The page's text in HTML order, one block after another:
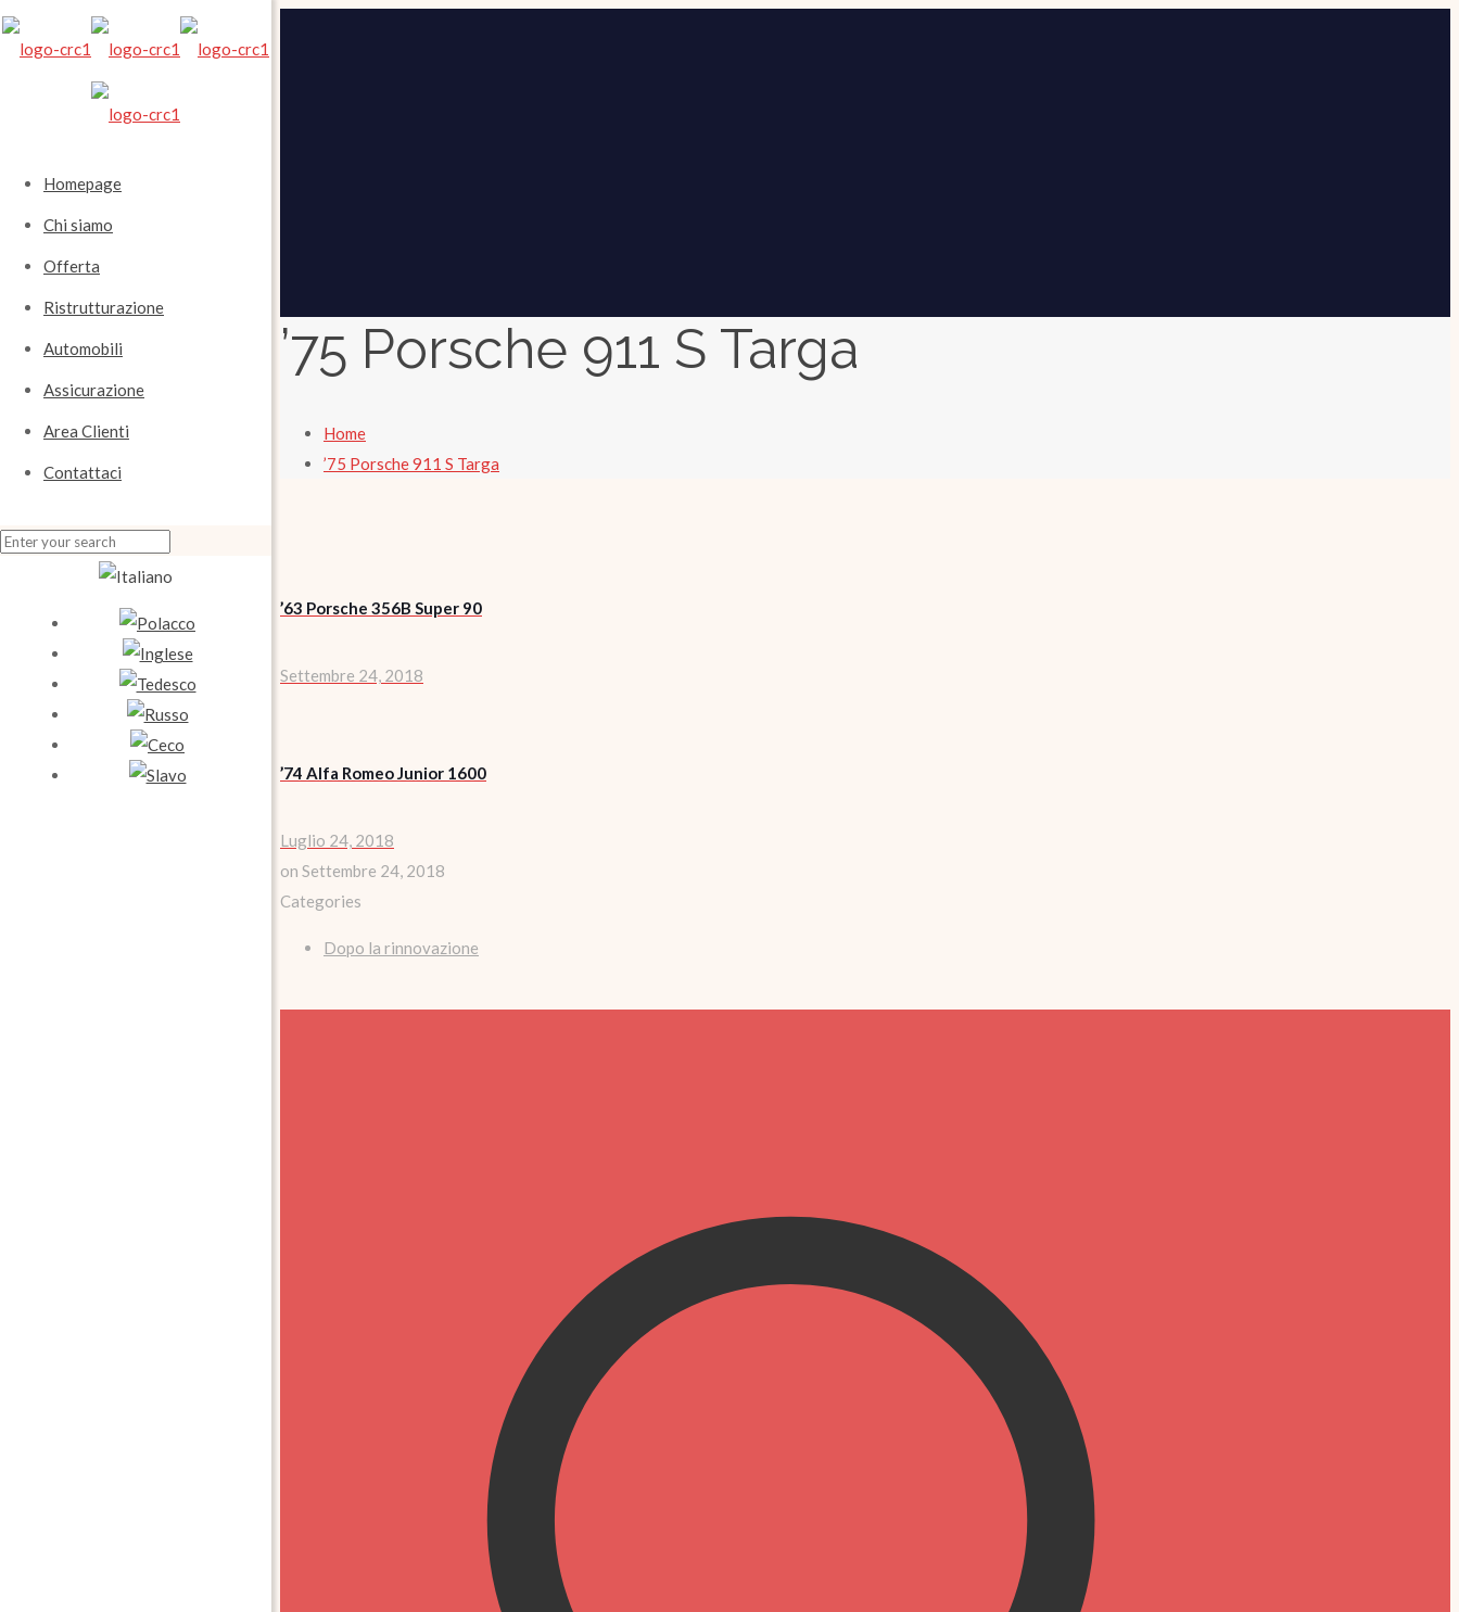
Homepage
Chi siamo
Offerta
Ristrutturazione
Automobili
Assicurazione
Area Clienti
Contattaci
’75 Porsche 911 S Targa
Home
’75 Porsche 911 S Targa
’63 Porsche 356B Super 90
Settembre 24, 2018
’74 Alfa Romeo Junior 1600
Luglio 24, 2018
on Settembre 24, 2018
Categories
Dopo la rinnovazione